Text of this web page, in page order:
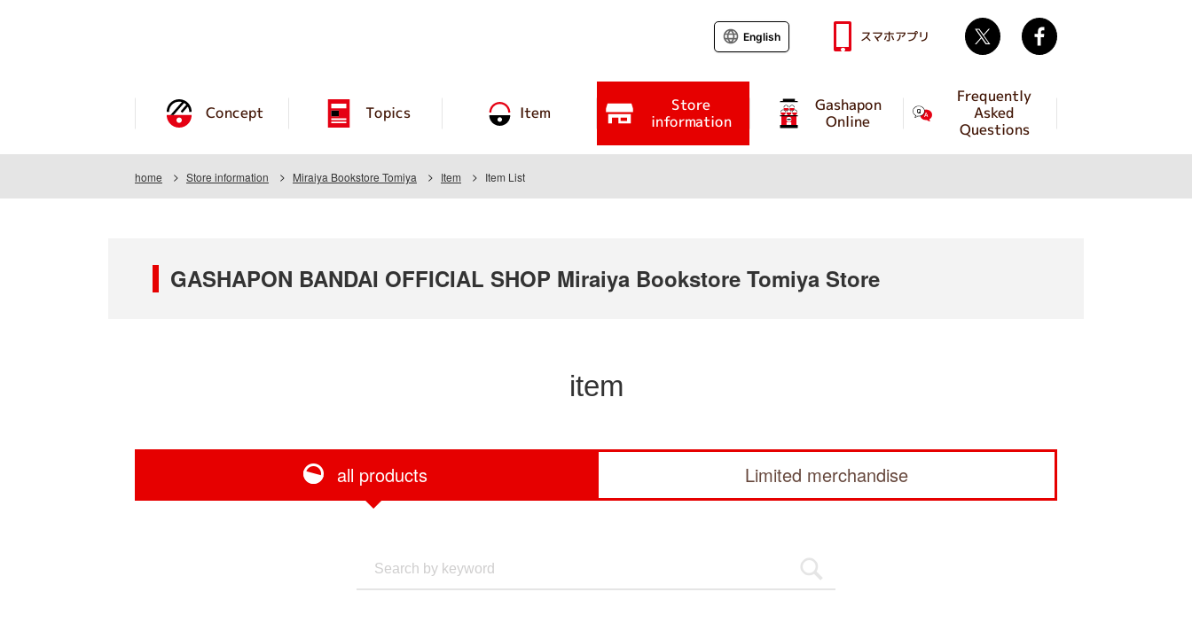
Concept Topics Item Store
information
Gashapon
Online
Frequently
Asked
Questions
English スマホアプリ Twitter
home Store information Miraiya Bookstore Tomiya Item Item List
GASHAPON BANDAI OFFICIAL SHOP Miraiya Bookstore Tomiya Store
item
all products Limited merchandise